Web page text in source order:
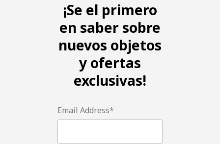
¡Se el primero
en saber sobre
nuevos objetos
y ofertas
exclusivas!
Email Address*